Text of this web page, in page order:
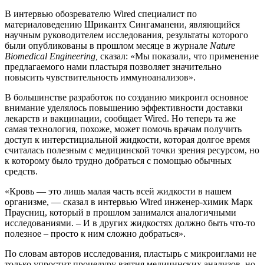
В интервью обозревателю Wired специалист по
материаловедению Шрикантх Сингаманени, являющийся
научным руководителем исследования, результаты которого
были опубликованы в прошлом месяце в журнале Nature
Biomedical Engineering, сказал: «Мы показали, что применение
предлагаемого нами пластыря позволяет значительно
повысить чувствительность иммуноанализов».
В большинстве разработок по созданию микроигл основное
внимание уделялось повышению эффективности доставки
лекарств и вакцинации, сообщает Wired. Но теперь та же
самая технология, похоже, может помочь врачам получить
доступ к интерстициальной жидкости, которая долгое время
считалась полезным с медицинской точки зрения ресурсом, но
к которому было трудно добраться с помощью обычных
средств.
«Кровь — это лишь малая часть всей жидкости в нашем
организме, — сказал в интервью Wired инженер-химик Марк
Праусниц, который в прошлом занимался аналогичными
исследованиями. – И в других жидкостях должно быть что-то
полезное – просто к ним сложно добраться».
По словам авторов исследования, пластырь с микроиглами не